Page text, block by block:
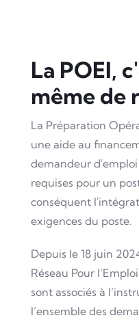
La POEI,
même de
La Préparation
une aide au
demandeur
requises pour un
conséquent
exigences du poste.
Depuis le 18 juin
Réseau Pour
sont associés à
l’ensemble des